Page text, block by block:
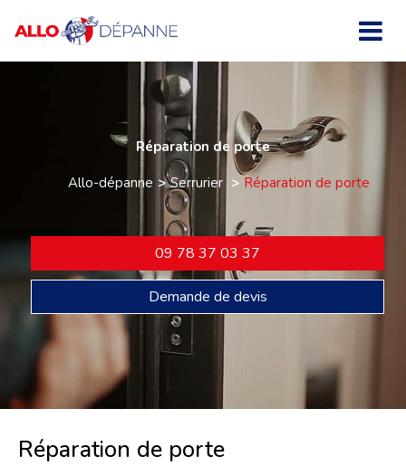
Réparation de porte
Allo-dépanne
Serrurier Réparation de porte
09 78 37 03 37
Demande de devis
Réparation de porte